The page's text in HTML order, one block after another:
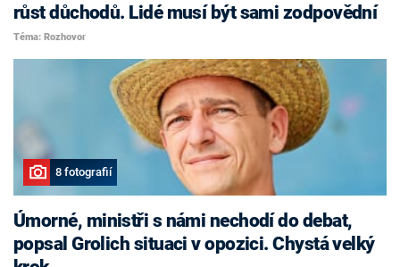
růst důchodů. Lidé musí být sami zodpovědní
Téma: Rozhovor
8 fotografií
Úmorné, ministři s námi nechodí do debat,
popsal Grolich situaci v opozici. Chystá velký